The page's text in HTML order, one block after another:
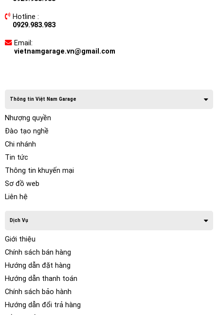
Hotline :
0929.983.983
Email:
vietnamgarage.vn@gmail.com
Thông tin Việt Nam Garage
Nhượng quyền
Đào tạo nghề
Chi nhánh
Tin tức
Thông tin khuyến mại
Sơ đồ web
Liên hệ
Dịch Vụ
Giới thiệu
Chính sách bán hàng
Hướng dẫn đặt hàng
Hướng dẫn thanh toán
Chính sách bảo hành
Hướng dẫn đổi trả hàng